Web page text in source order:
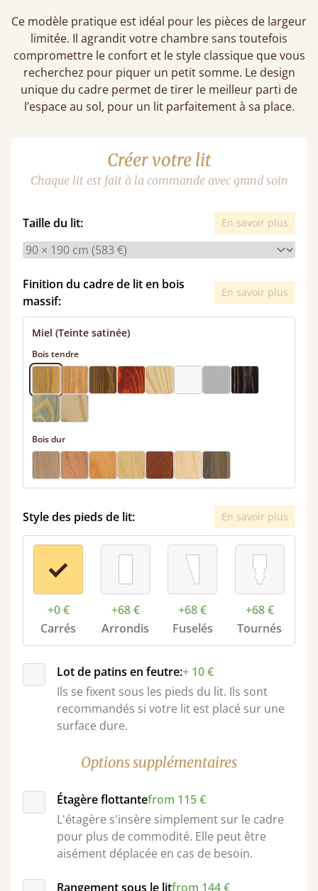
Ce modèle pratique est idéal pour les pièces de largeur
limitée. Il agrandit votre chambre sans toutefois
compromettre le confort et le style classique que vous
recherchez pour piquer un petit somme. Le design
unique du cadre permet de tirer le meilleur parti de
l’espace au sol, pour un lit parfaitement à sa place.
Créer votre lit
Chaque lit est fait à la commande avec grand soin
Taille du lit: En savoir plus
Finition du cadre de lit en bois
massif:
En savoir plus
Miel (Teinte satinée)
Bois tendre
Bois dur
Style des pieds de lit: En savoir plus
+0 €
Carrés
+68 €
Arrondis
+68 €
Fuselés
+68 €
Tournés
Lot de patins en feutre:+ 10 €
Ils se fixent sous les pieds du lit. Ils sont
recommandés si votre lit est placé sur une
surface dure.
Options supplémentaires
Étagère flottantefrom 115 €
L'étagère s'insère simplement sur le cadre
pour plus de commodité. Elle peut être
aisément déplacée en cas de besoin.
Rangement sous le litfrom 144 €